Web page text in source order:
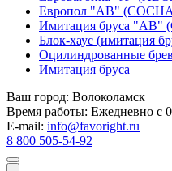
Европол "АВ"
Имитация бруса
Блок-хаус (имитация
Оцилиндрованные
Имитация бруса
Ваш город: Волоколамск
Время работы: Ежедневно с
E-mail: info@favoright.ru
8 800 505-54-92